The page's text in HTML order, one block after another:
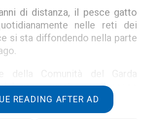
di distanza, il pesce gatto
nelle reti dei
si sta diffondendo nella parte
è preoccupato per il pesce
qualsiasi situazione ed è molto
si ripopola rapidamente ed è
READING AFTER AD